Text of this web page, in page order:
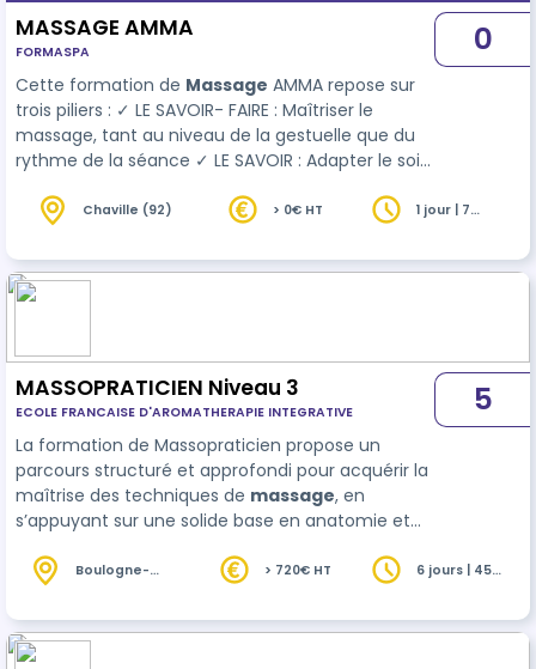
MASSAGE AMMA
FORMASPA
Cette formation de Massage AMMA repose sur
trois piliers : ✓ LE SAVOIR- FAIRE : Maîtriser le
massage, tant au niveau de la gestuelle que du
rythme de la séance ✓ LE SAVOIR : Adapter le soin
théorie pour une excellente prati…
0
Chaville (92) > 0€ HT
1 jour | 7
MASSOPRATICIEN Niveau 3
ECOLE FRANCAISE D'AROMATHERAPIE INTEGRATIVE
La formation de Massopraticien propose un
parcours structuré et approfondi pour acquérir la
maîtrise des techniques de massage, en
s’appuyant sur une solide base en anatomie et
massage professionnels qui souhaitent se
massages axés sur une approche personnalisée.
Grâce à u…
5
Boulogne-
> 720€ HT
6 jours | 45